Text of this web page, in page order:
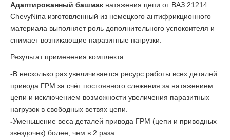
Адаптированный башмак натяжения цепи от ВАЗ 21214
ChevyNina изготовленный из немецкого антифрикционного
материала выполняет роль дополнительного успокоителя и
снимает возникающие паразитные нагрузки.
Результат применения комплекта:
-В несколько раз увеличивается ресурс работы всех деталей
привода ГРМ за счёт постоянного слежения за натяжением
цепи и исключением возможности увеличения паразитных
нагрузок в свободных ветвях цепи.
-Уменьшение веса деталей привода ГРМ (цепи и приводных
звёздочек) более, чем в 2 раза.